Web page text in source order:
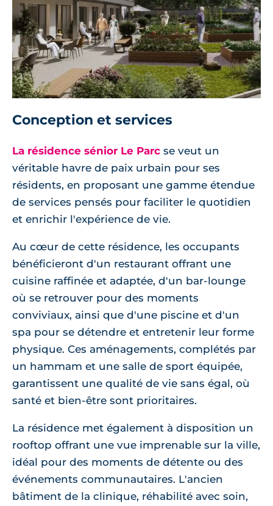
Conception et services
La résidence sénior Le Parc se veut un
véritable havre de paix urbain pour ses
résidents, en proposant une gamme étendue
de services pensés pour faciliter le quotidien
et enrichir l'expérience de vie.
Au cœur de cette résidence, les occupants
bénéficieront d'un restaurant offrant une
cuisine raffinée et adaptée, d'un bar-lounge
où se retrouver pour des moments
conviviaux, ainsi que d'une piscine et d'un
spa pour se détendre et entretenir leur forme
physique. Ces aménagements, complétés par
un hammam et une salle de sport équipée,
garantissent une qualité de vie sans égal, où
santé et bien-être sont prioritaires.
La résidence met également à disposition un
rooftop offrant une vue imprenable sur la ville,
idéal pour des moments de détente ou des
événements communautaires. L'ancien
bâtiment de la clinique, réhabilité avec soin,